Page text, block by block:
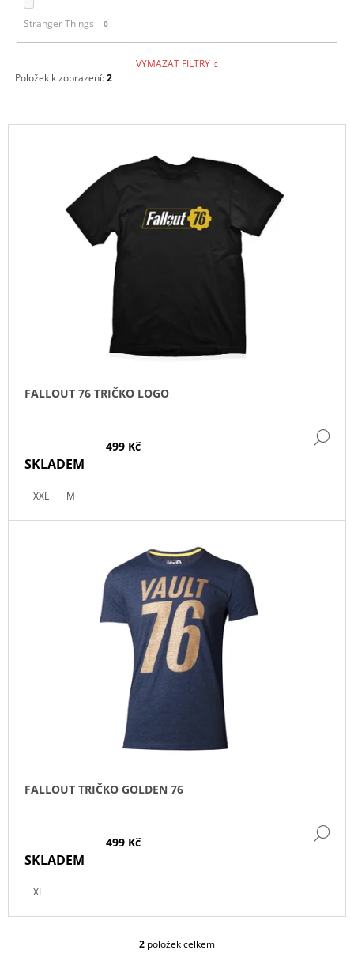
Stranger Things 0
VYMAZAT FILTRY
Položek k zobrazení:2
V
FALLOUT 76 TRIČKO LOGO
499 Kč
SKLADEM
XXL M
FALLOUT TRIČKO GOLDEN 76
499 Kč
SKLADEM
XL
O
2 položek celkem